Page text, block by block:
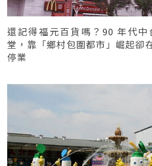
還記得福元百貨嗎？90 年代中
堂，靠「鄉村包圍都市」崛起卻
停業